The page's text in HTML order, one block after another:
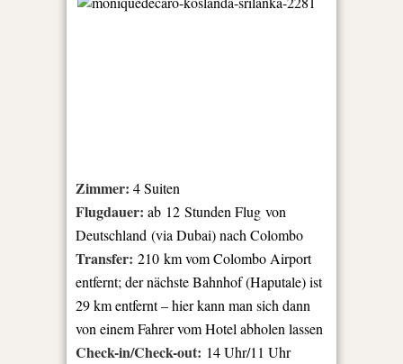
Zimmer: 4 Suiten
Flugdauer: ab 12 Stunden Flug von
Deutschland (via Dubai) nach Colombo
Transfer: 210 km vom Colombo Airport
entfernt; der nächste Bahnhof (Haputale) ist
29 km entfernt – hier kann man sich dann
von einem Fahrer vom Hotel abholen lassen
Check-in/Check-out: 14 Uhr/11 Uhr